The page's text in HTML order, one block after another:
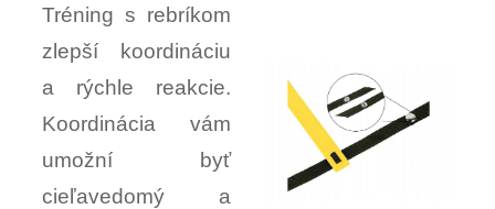
Tréning s rebríkom
zlepší koordináciu
a rýchle reakcie.
Koordinácia vám
umožní byť
cieľavedomý a